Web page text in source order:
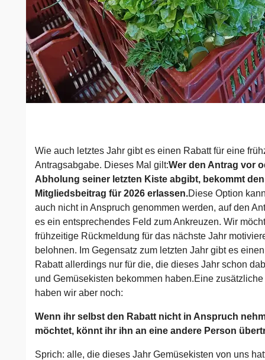
Wie auch letztes Jahr gibt es einen Rabatt für eine
Antragsabgabe. Dieses Mal gilt:Wer den Antrag vor
Abholung seiner letzten Kiste abgibt, bekommt den
Mitgliedsbeitrag für 2026 erlassen.Diese Option
auch nicht in Anspruch genommen werden, auf den
es ein entsprechendes Feld zum Ankreuzen. Wir
frühzeitige Rückmeldung für das nächste Jahr
belohnen. Im Gegensatz zum letzten Jahr gibt es
Rabatt allerdings nur für die, die dieses Jahr schon
und Gemüsekisten bekommen haben.Eine
haben wir aber noch:
Wenn ihr selbst den Rabatt nicht in Anspruch
möchtet, könnt ihr ihn an eine andere Person
Sprich: alle, die dieses Jahr Gemüsekisten von uns